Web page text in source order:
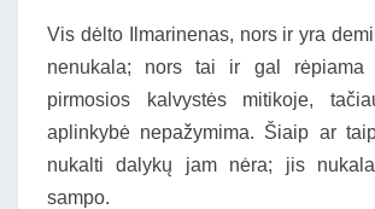
Vis dėlto Ilmarinenas, nors ir yra
nenukala; nors tai ir gal rėpiama
pirmosios kalvystės mitikoje,
aplinkybė nepažymima. Šiaip ar
nukalti dalykų jam nėra; jis
sampo.